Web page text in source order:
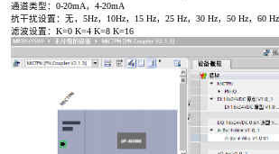
通道类型：0-20mA，4-20mA
抗干扰设置：无，5Hz，10Hz，15 Hz，25 Hz，30 Hz，50 Hz，60 Hz
滤波设置：K=0 K=4 K=8 K=16